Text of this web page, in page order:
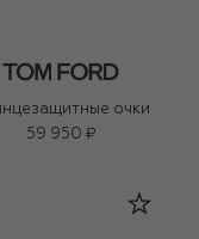
очки
59 950 ₽